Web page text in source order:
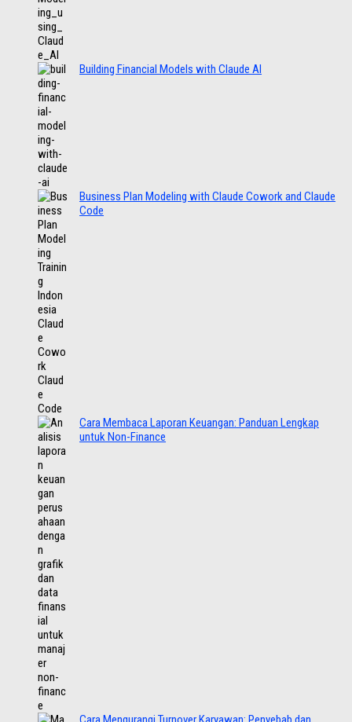
Building Financial Models with Claude AI
Business Plan Modeling with Claude Cowork and Claude
Code
Cara Membaca Laporan Keuangan: Panduan Lengkap
untuk Non-Finance